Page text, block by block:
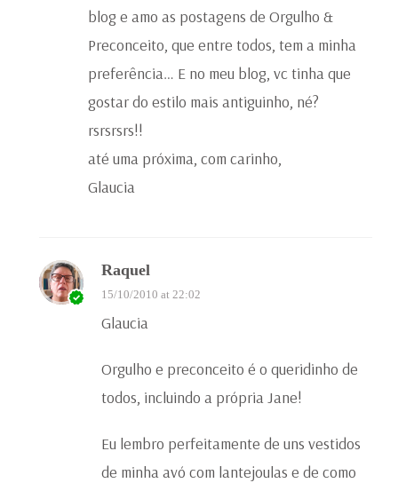
blog e amo as postagens de Orgulho &
Preconceito, que entre todos, tem a minha
preferência… E no meu blog, vc tinha que
gostar do estilo mais antiguinho, né?
rsrsrsrs!!
até uma próxima, com carinho,
Glaucia
Raquel
15/10/2010 at 22:02
Glaucia
Orgulho e preconceito é o queridinho de
todos, incluindo a própria Jane!
Eu lembro perfeitamente de uns vestidos
de minha avó com lantejoulas e de como